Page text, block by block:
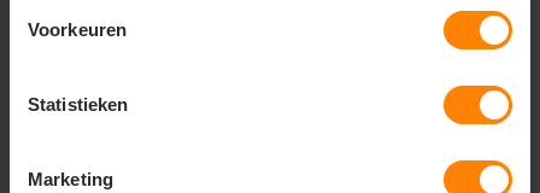
Voorkeuren
Statistieken
Marketing
Belangrijkste kenmerken:
Pasvorm:
Comfortabele Regular Fit met elastische